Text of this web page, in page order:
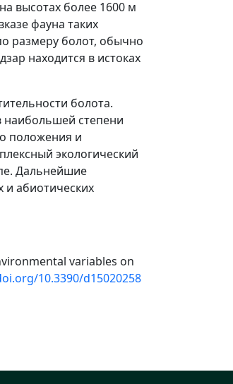
высотах более 1600 м
фауна таких
размеру болот, обычно
находится в истоках
болота.
наибольшей степени
положения и
экологический
Дальнейшие
и абиотических
variables on
10.3390/d15020258